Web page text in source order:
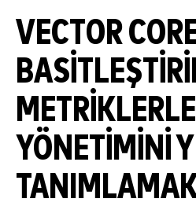
VECTOR
YÖNETIMINI